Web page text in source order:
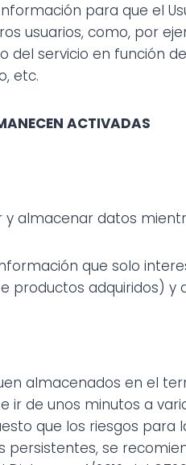
para que el
usuarios, como, por
del servicio en función
etc.
ACTIVADAS
almacenar datos
que solo
productos adquiridos) y
almacenados en el
ir de unos minutos a
que los riesgos
persistentes, se